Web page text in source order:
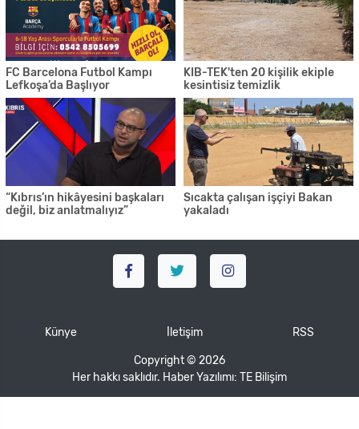
FC Barcelona Futbol Kampı
Lefkoşa’da Başlıyor
KIB-TEK'ten 20 kişilik ekiple
kesintisiz temizlik
“Kıbrıs’ın hikâyesini başkaları
değil, biz anlatmalıyız”
Sıcakta çalışan işçiyi Bakan
yakaladı
Künye İletişim RSS
Copyright © 2026
Her hakkı saklıdır. Haber Yazılımı: TE Bilişim